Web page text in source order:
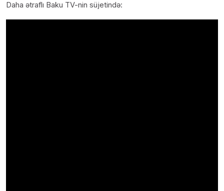
Daha ətraflı Baku TV-nin süjetində: